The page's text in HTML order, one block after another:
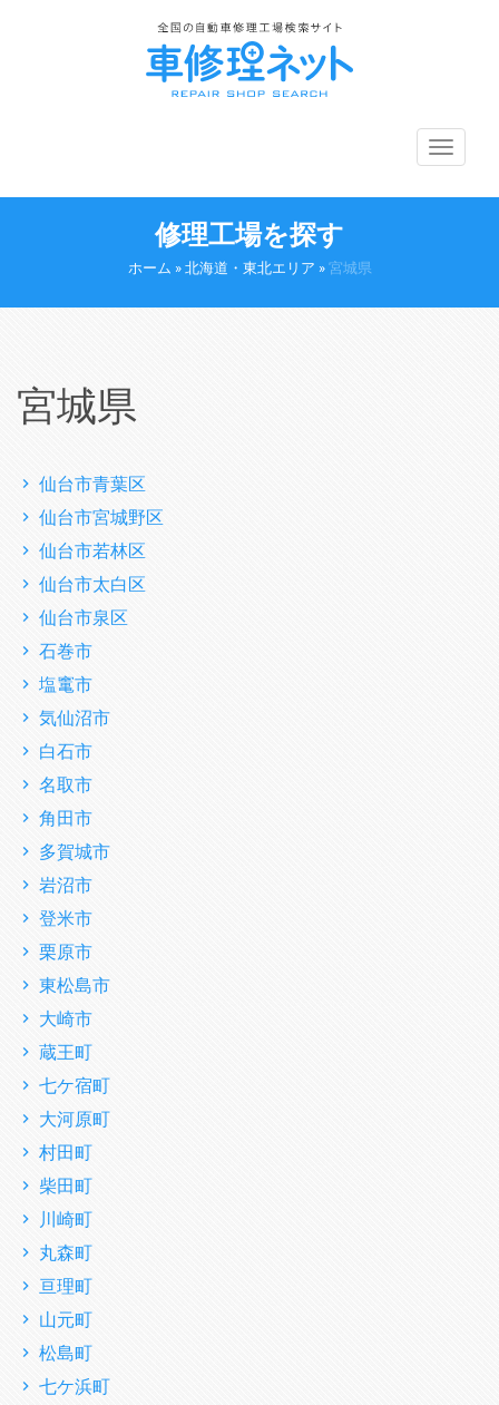
メ
ニ
ュ
え
修理工場を探す
ホーム » 北海道・東北エリア » 宮城県
宮城県
仙台市青葉区
仙台市宮城野区
仙台市若林区
仙台市太白区
仙台市泉区
石巻市
塩竃市
気仙沼市
白石市
名取市
角田市
多賀城市
岩沼市
登米市
栗原市
東松島市
大崎市
蔵王町
七ケ宿町
大河原町
村田町
柴田町
川崎町
丸森町
亘理町
山元町
松島町
七ケ浜町